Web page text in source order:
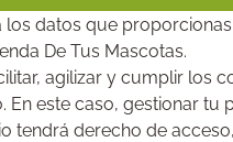
los datos que proporcionas:
De Tus Mascotas.
agilizar y cumplir los
En este caso, gestionar tu
tendrá derecho de